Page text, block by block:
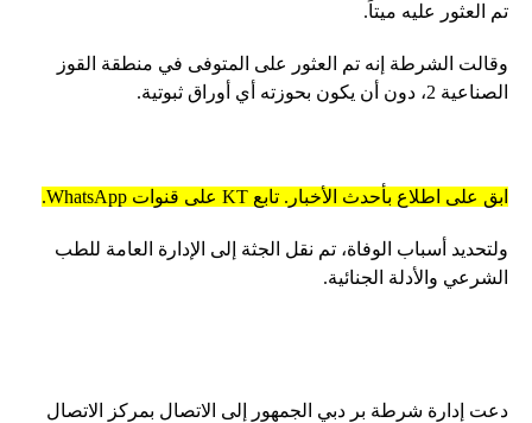
تم العثور عليه ميتاً.
وقالت الشرطة إنه تم العثور على المتوفى في منطقة القوز
الصناعية 2، دون أن يكون بحوزته أي أوراق ثبوتية.
ابق على اطلاع بأحدث الأخبار. تابع KT على قنوات WhatsApp.
ولتحديد أسباب الوفاة، تم نقل الجثة إلى الإدارة العامة للطب
الشرعي والأدلة الجنائية.
دعت إدارة شرطة بر دبي الجمهور إلى الاتصال بمركز الاتصال